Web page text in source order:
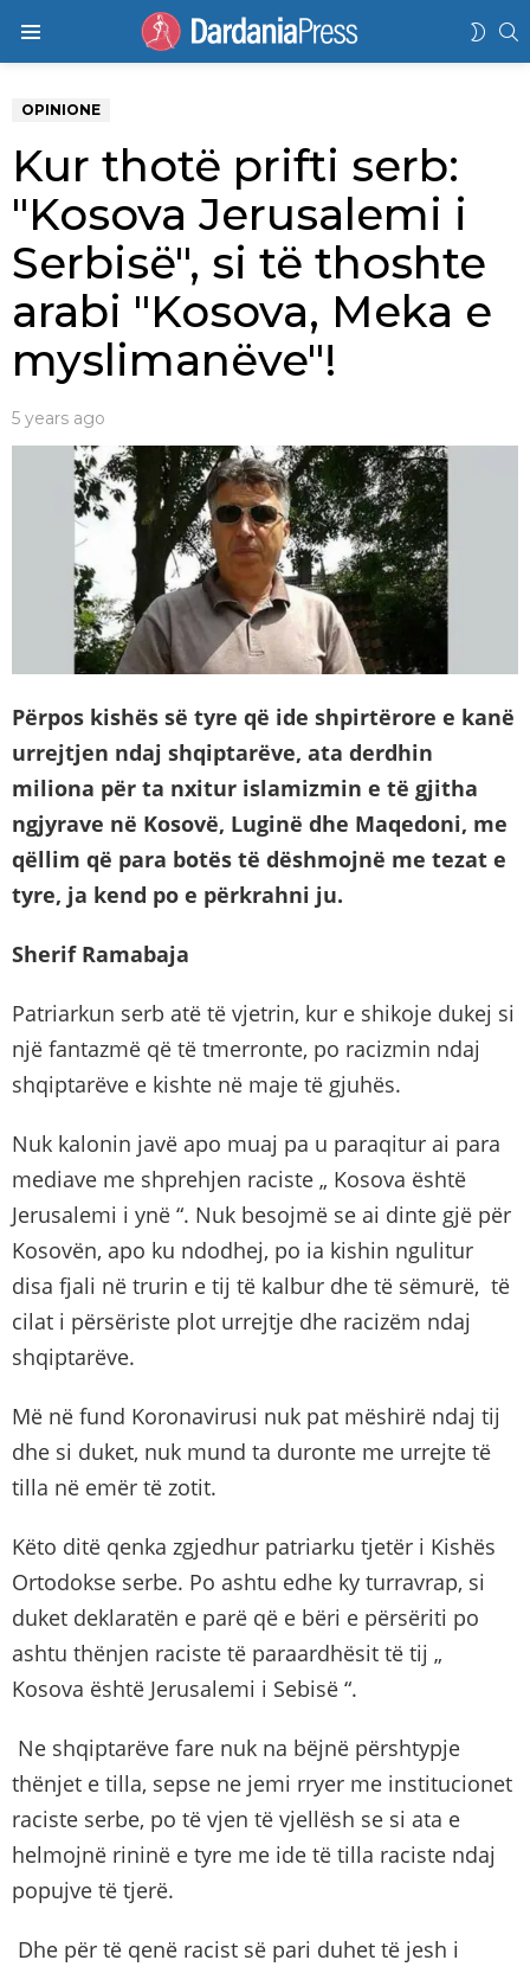
OPINIONE
Kur thotë prifti serb:
"Kosova Jerusalemi i
Serbisë", si të thoshte
arabi "Kosova, Meka e
myslimanëve"!
5 years ago
Përpos kishës së tyre që ide shpirtërore e kanë
urrejtjen ndaj shqiptarëve, ata derdhin
miliona për ta nxitur islamizmin e të gjitha
ngjyrave në Kosovë, Luginë dhe Maqedoni, me
qëllim që para botës të dëshmojnë me tezat e
tyre, ja kend po e përkrahni ju.
Sherif Ramabaja
Patriarkun serb atë të vjetrin, kur e shikoje dukej si
një fantazmë që të tmerronte, po racizmin ndaj
shqiptarëve e kishte në maje të gjuhës.
Nuk kalonin javë apo muaj pa u paraqitur ai para
mediave me shprehjen raciste „ Kosova është
Jerusalemi i ynë “. Nuk besojmë se ai dinte gjë për
Kosovën, apo ku ndodhej, po ia kishin ngulitur
disa fjali në trurin e tij të kalbur dhe të sëmurë, të
cilat i përsëriste plot urrejtje dhe racizëm ndaj
shqiptarëve.
Më në fund Koronavirusi nuk pat mëshirë ndaj tij
dhe si duket, nuk mund ta duronte me urrejte të
tilla në emër të zotit.
Këto ditë qenka zgjedhur patriarku tjetër i Kishës
Ortodokse serbe. Po ashtu edhe ky turravrap, si
duket deklaratën e parë që e bëri e përsëriti po
ashtu thënjen raciste të paraardhësit të tij „
Kosova është Jerusalemi i Sebisë “.
Ne shqiptarëve fare nuk na bëjnë përshtypje
thënjet e tilla, sepse ne jemi rryer me institucionet
raciste serbe, po të vjen të vjellësh se si ata e
helmojnë rininë e tyre me ide të tilla raciste ndaj
popujve të tjerë.
Dhe për të qenë racist së pari duhet të jesh i